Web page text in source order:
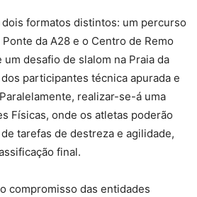
formatos distintos: um percurso
da A28 e o Centro de Remo
um desafio de slalom na Praia da
participantes técnica apurada e
realizar-se-á uma
Físicas, onde os atletas poderão
tarefas de destreza e agilidade,
final.
compromisso das entidades